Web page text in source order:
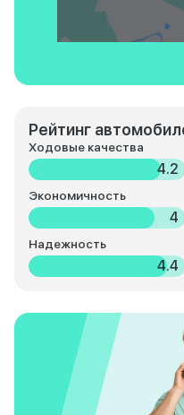
Рейтинг
Ходовые качества
4.2
Экономичность
4
Надежность
4.4